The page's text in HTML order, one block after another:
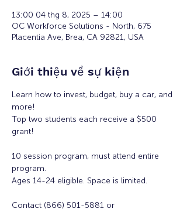
13:00 04 thg 8, 2025 – 14:00
OC Workforce Solutions - North, 675
Placentia Ave, Brea, CA 92821, USA
Giới thiệu về sự kiện
Learn how to invest, budget, buy a car, and
more!
Top two students each receive a $500
grant!
10 session program, must attend entire
program.
Ages 14-24 eligible. Space is limited.
Contact (866) 501-5881 or